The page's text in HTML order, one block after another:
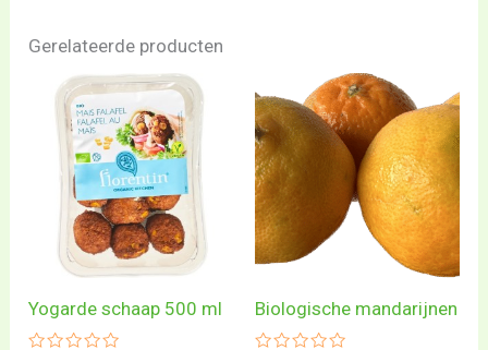
Gerelateerde producten
Yogarde schaap 500 ml Biologische mandarijnen